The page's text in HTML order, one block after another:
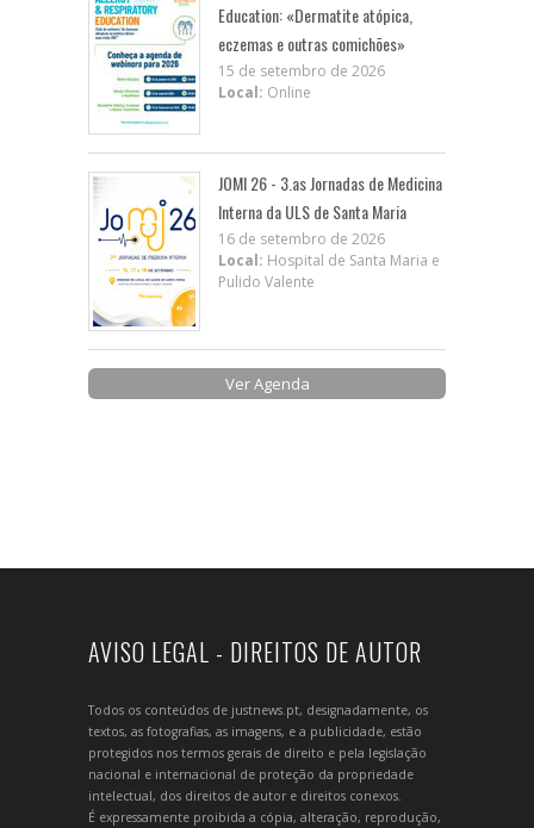
Education: «Dermatite atópica,
eczemas e outras comichões»
15 de setembro de 2026
Local: Online
JOMI 26 - 3.as Jornadas de Medicina
Interna da ULS de Santa Maria
16 de setembro de 2026
Local: Hospital de Santa Maria e
Pulido Valente
Ver Agenda
AVISO LEGAL - DIREITOS DE AUTOR
Todos os conteúdos de justnews.pt, designadamente, os
textos, as fotografias, as imagens, e a publicidade, estão
protegidos nos termos gerais de direito e pela legislação
nacional e internacional de proteção da propriedade
intelectual, dos direitos de autor e direitos conexos.
É expressamente proibida a cópia, alteração, reprodução,